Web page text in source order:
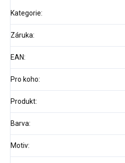
Kategorie:
Záruka:
EAN:
Pro koho:
Produkt:
Barva:
Motiv: